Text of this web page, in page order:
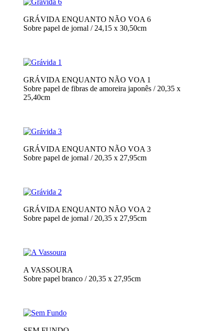
GRÁVIDA ENQUANTO NÃO VOA 6
Sobre papel de jornal / 24,15 x 30,50cm
GRÁVIDA ENQUANTO NÃO VOA 1
Sobre papel de fibras de amoreira japonês / 20,35 x
25,40cm
GRÁVIDA ENQUANTO NÃO VOA 3
Sobre papel de jornal / 20,35 x 27,95cm
GRÁVIDA ENQUANTO NÃO VOA 2
Sobre papel de jornal / 20,35 x 27,95cm
A VASSOURA
Sobre papel branco / 20,35 x 27,95cm